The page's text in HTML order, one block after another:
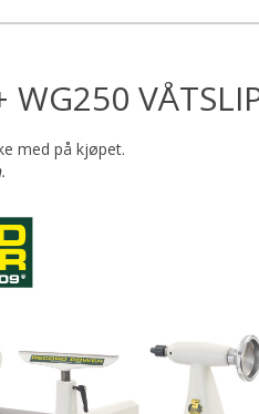
WG250
med på kjøpet.